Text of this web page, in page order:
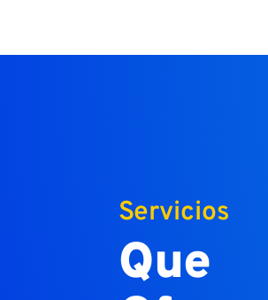
Servicios
Que